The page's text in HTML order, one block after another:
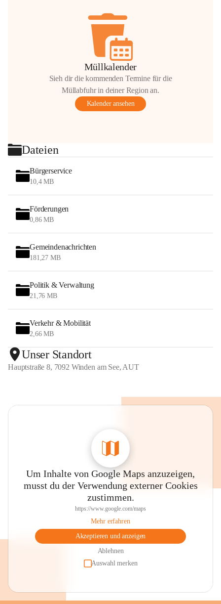
Müllkalender
Sieh dir die kommenden Termine für die
Müllabfuhr in deiner Region an.
Kalender ansehen
Dateien
Bürgerservice
10,4 MB
Förderungen
0,86 MB
Gemeindenachrichten
181,27 MB
Politik & Verwaltung
21,76 MB
Verkehr & Mobilität
2,66 MB
Unser Standort
Hauptstraße 8, 7092 Winden am See, AUT
Um Inhalte von Google Maps anzuzeigen,
musst du der Verwendung externer Cookies
zustimmen.
https://www.google.com/maps
Mehr erfahren
Akzeptieren und anzeigen
Ablehnen
Auswahl merken